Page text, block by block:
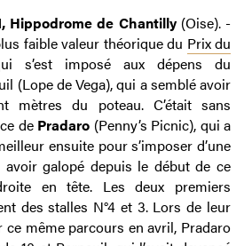
Hippodrome de Chantilly(Oise). -
faible valeur théorique du Prix du
s’est imposé aux dépens du
(Lope de Vega), qui a semblé avoir
mètres du poteau. C’était sans
de Pradaro (Penny’s Picnic), qui a
ensuite pour s’imposer d’une
galopé depuis le début de ce
en tête. Les deux premiers
des stalles N°4 et 3. Lors de leur
même parcours en avril, Pradaro